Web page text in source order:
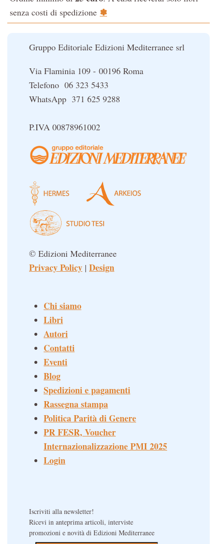
Il potere del serpente
senza costi di spedizione ✽
Gruppo Editoriale Edizioni Mediterranee srl
Via Flaminia 109 - 00196 Roma
Telefono 06 323 5433
WhatsApp 371 625 9288
P.IVA 00878961002
© Edizioni Mediterranee
Privacy Policy | Design
Chi siamo
Libri
Autori
Contatti
Eventi
Blog
Spedizioni e pagamenti
Rassegna stampa
Politica Parità di Genere
PR FESR, Voucher
Internazionalizzazione PMI 2025
Login
Iscriviti alla newsletter!
Ricevi in anteprima articoli, interviste
promozioni e novità di Edizioni Mediterranee